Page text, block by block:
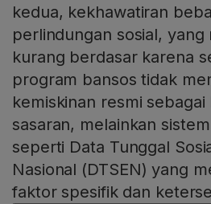
kedua, kekhawatiran
perlindungan sosial, yang
kurang berdasar karena
program bansos tidak
kemiskinan resmi
sasaran, melainkan
seperti Data Tunggal
Nasional (DTSEN) yang
faktor spesifik dan